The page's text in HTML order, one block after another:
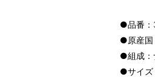
●品番：
●原産国
●組成：
●サイズ